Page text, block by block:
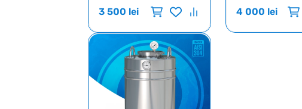
3 500 lei 4 000 lei